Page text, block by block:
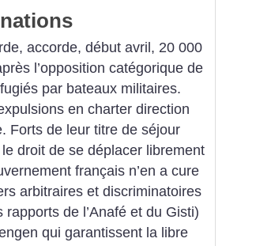
accorde, début avril, 20 000
l’opposition catégorique de
par bateaux militaires.
en charter direction
Forts de leur titre de séjour
droit de se déplacer librement
français n’en a cure
arbitraires et discriminatoires
de l’Anafé et du Gisti)
qui garantissent la libre